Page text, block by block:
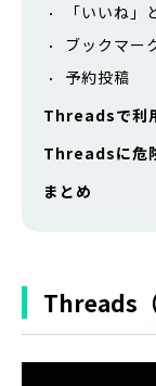
「いいね」
ブックマー
予約投稿
Threadsで利
Threadsに危
まとめ
Threads